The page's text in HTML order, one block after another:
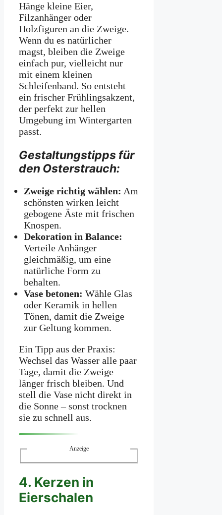
Hänge kleine Eier,
Filzanhänger oder
Holzfiguren an die Zweige.
Wenn du es natürlicher
magst, bleiben die Zweige
einfach pur, vielleicht nur
mit einem kleinen
Schleifenband. So entsteht
ein frischer Frühlingsakzent,
der perfekt zur hellen
Umgebung im Wintergarten
passt.
Gestaltungstipps für
den Osterstrauch:
Zweige richtig wählen: Am
schönsten wirken leicht
gebogene Äste mit frischen
Knospen.
Dekoration in Balance:
Verteile Anhänger
gleichmäßig, um eine
natürliche Form zu
behalten.
Vase betonen: Wähle Glas
oder Keramik in hellen
Tönen, damit die Zweige
zur Geltung kommen.
Ein Tipp aus der Praxis:
Wechsel das Wasser alle paar
Tage, damit die Zweige
länger frisch bleiben. Und
stell die Vase nicht direkt in
die Sonne – sonst trocknen
sie zu schnell aus.
Anzeige
4. Kerzen in
Eierschalen